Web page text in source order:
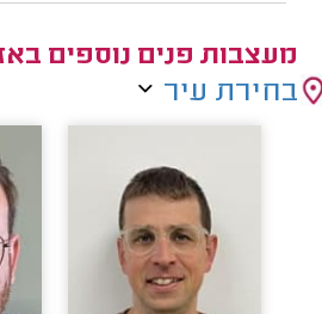
מעצבות פנים נוספים
בחירת עיר